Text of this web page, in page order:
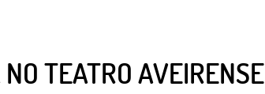
TEATRO AVEIRENSE